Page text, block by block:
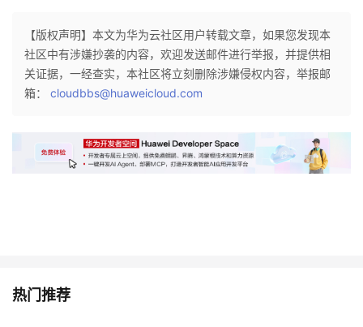
子
直
播
的
活
我
的
注
我
【版权声明】本文为华为云社区用户转载文章，如果您发现本
社区中有涉嫌抄袭的内容，欢迎发送邮件进行举报，并提供相
关证据，一经查实，本社区将立刻删除涉嫌侵权内容，举报邮
箱： cloudbbs@huaweicloud.com
热门推荐